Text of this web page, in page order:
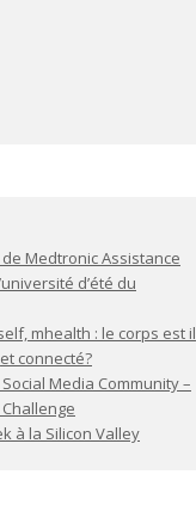
Medtronic Assistance
d’été du
mhealth : le corps est il
connecté?
Media Community –
à la Silicon Valley